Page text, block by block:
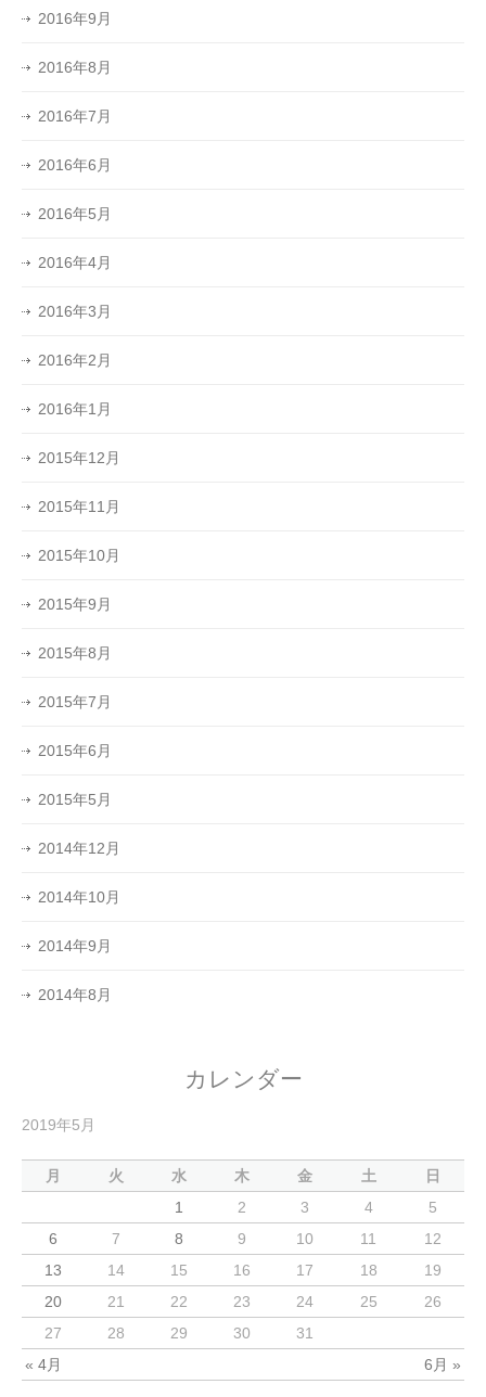
2016年9月
2016年8月
2016年7月
2016年6月
2016年5月
2016年4月
2016年3月
2016年2月
2016年1月
2015年12月
2015年11月
2015年10月
2015年9月
2015年8月
2015年7月
2015年6月
2015年5月
2014年12月
2014年10月
2014年9月
2014年8月
カレンダー
2019年5月
月 火 水 木 金 土 日
« 4月 6月 »
1 2 3 4
5
6
7 8 9 10 11
12
13
14 15 16 17 18
19
20
21 22 23 24 25
26
27
28 29 30 31